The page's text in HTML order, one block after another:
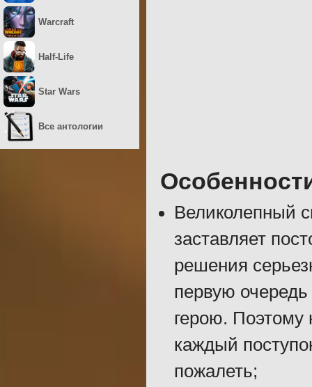
Великолепный
заставляет
решения
первую
герою. Поэтому
каждый
пожалеть;
Warcraft
Half-Life
Star Wars
Все антологии